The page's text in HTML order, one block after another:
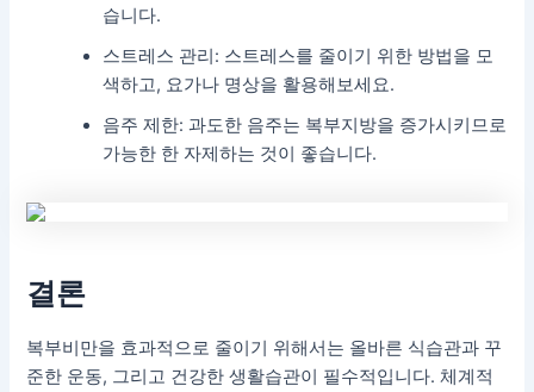
습니다.
스트레스 관리: 스트레스를 줄이기 위한 방법을 모
색하고, 요가나 명상을 활용해보세요.
음주 제한: 과도한 음주는 복부지방을 증가시키므로
가능한 한 자제하는 것이 좋습니다.
결론
복부비만을 효과적으로 줄이기 위해서는 올바른 식습관과 꾸
준한 운동, 그리고 건강한 생활습관이 필수적입니다. 체계적